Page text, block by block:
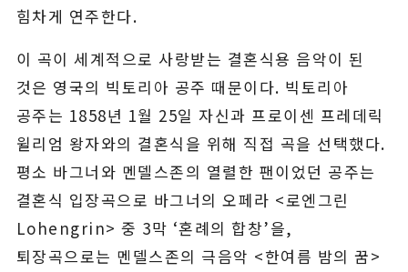
힘차게 연주한다.
이 곡이 세계적으로 사랑받는 결혼식용 음악이 된
것은 영국의 빅토리아 공주 때문이다. 빅토리아
공주는 1858년 1월 25일 자신과 프로이센 프레데릭
윌리엄 왕자와의 결혼식을 위해 직접 곡을 선택했다.
평소 바그너와 멘델스존의 열렬한 팬이었던 공주는
결혼식 입장곡으로 바그너의 오페라 <로엔그린
Lohengrin> 중 3막 ‘혼례의 합창’을,
퇴장곡으로는 멘델스존의 극음악 <한여름 밤의 꿈>